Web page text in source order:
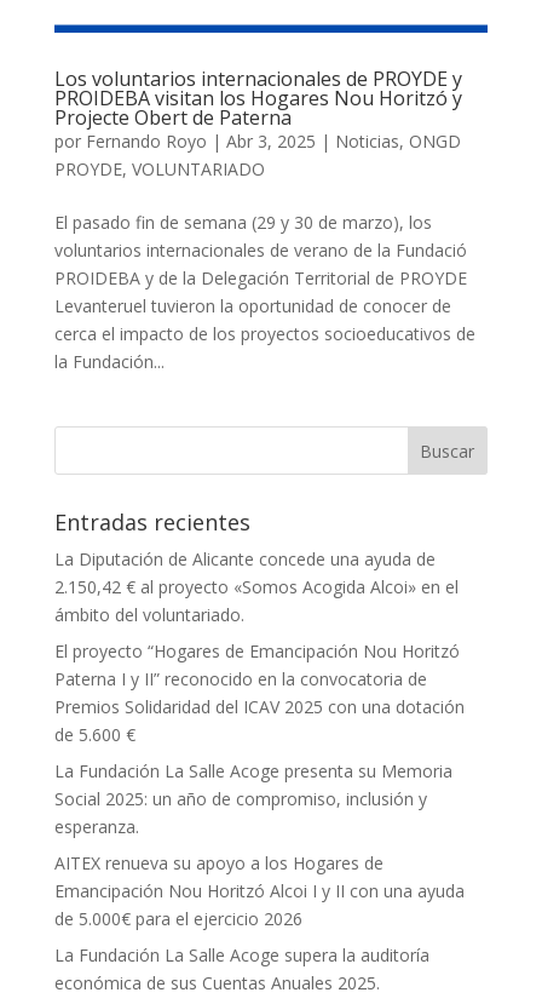
Los voluntarios internacionales de PROYDE y
PROIDEBA visitan los Hogares Nou Horitzó y
Projecte Obert de Paterna
por Fernando Royo | Abr 3, 2025 | Noticias, ONGD
PROYDE, VOLUNTARIADO
El pasado fin de semana (29 y 30 de marzo), los
voluntarios internacionales de verano de la Fundació
PROIDEBA y de la Delegación Territorial de PROYDE
Levanteruel tuvieron la oportunidad de conocer de
cerca el impacto de los proyectos socioeducativos de
la Fundación...
Entradas recientes
La Diputación de Alicante concede una ayuda de
2.150,42 € al proyecto «Somos Acogida Alcoi» en el
ámbito del voluntariado.
El proyecto “Hogares de Emancipación Nou Horitzó
Paterna I y II” reconocido en la convocatoria de
Premios Solidaridad del ICAV 2025 con una dotación
de 5.600 €
La Fundación La Salle Acoge presenta su Memoria
Social 2025: un año de compromiso, inclusión y
esperanza.
AITEX renueva su apoyo a los Hogares de
Emancipación Nou Horitzó Alcoi I y II con una ayuda
de 5.000€ para el ejercicio 2026
La Fundación La Salle Acoge supera la auditoría
económica de sus Cuentas Anuales 2025.